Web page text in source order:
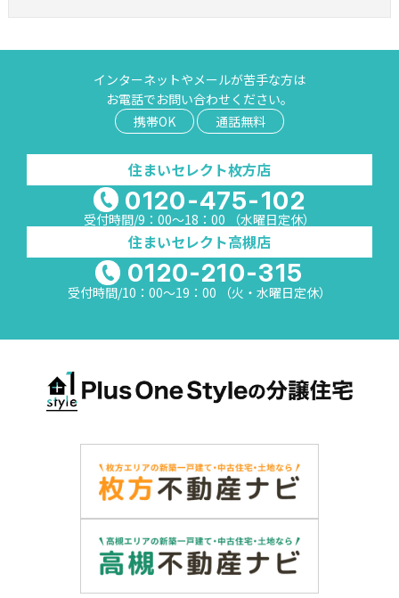
インターネットやメールが苦手な方は
お電話でお問い合わせください。
携帯OK
通話無料
住まいセレクト枚方店
0120-475-102
受付時間/9：00～18：00 （水曜日定休）
住まいセレクト高槻店
0120-210-315
受付時間/10：00～19：00 （火・水曜日定休）